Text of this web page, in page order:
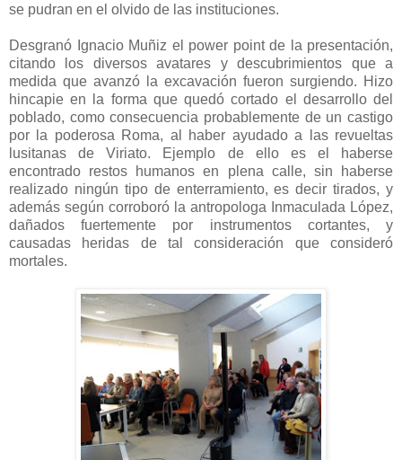
se pudran en el olvido de las instituciones.
Desgranó Ignacio Muñiz el power point de la presentación,
citando los diversos avatares y descubrimientos que a
medida que avanzó la excavación fueron surgiendo. Hizo
hincapie en la forma que quedó cortado el desarrollo del
poblado, como consecuencia probablemente de un castigo
por la poderosa Roma, al haber ayudado a las revueltas
lusitanas de Viriato. Ejemplo de ello es el haberse
encontrado restos humanos en plena calle, sin haberse
realizado ningún tipo de enterramiento, es decir tirados, y
además según corroboró la antropologa Inmaculada López,
dañados fuertemente por instrumentos cortantes, y
causadas heridas de tal consideración que consideró
mortales.